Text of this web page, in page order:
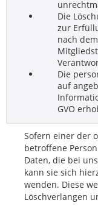
Die
zur
nach
Die
auf
GVO
Sofern einer der
betroffene
Daten, die bei
kann sie sich
wenden. Diese
Löschverlangen